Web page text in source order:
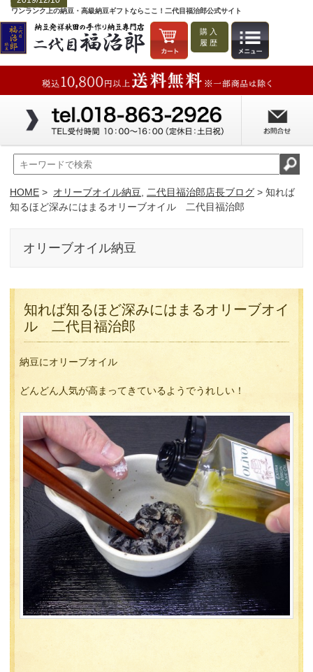
ワンランク上の納豆・高級納豆ギフトならここ！二代目福治郎公式サイト
購入
履歴
HOME > オリーブオイル納豆 二代目福治郎店長ブログ > 知れば
知るほど深みにはまるオリーブオイル 二代目福治郎
オリーブオイル納豆
知れば知るほど深みにはまるオリーブオイ
ル 二代目福治郎
納豆にオリーブオイル
どんどん人気が高まってきているようでうれしい！